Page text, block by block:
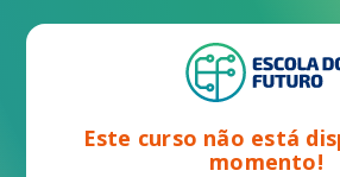
Este curso não está
momento!